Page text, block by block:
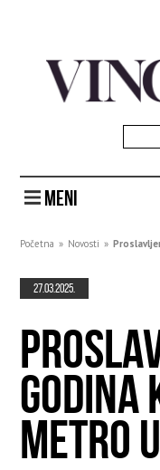
MENI
Početna » Novosti »
27.03.2025.
GODINA
METRO